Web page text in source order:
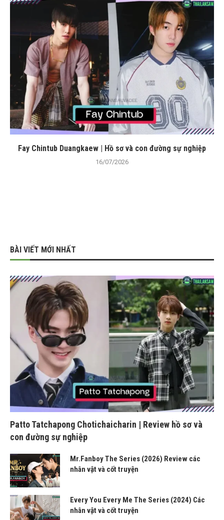
Fay Chintub Duangkaew | Hồ sơ và con đường sự nghiệp
16/07/2026
BÀI VIẾT MỚI NHẤT
Patto Tatchapong Chotichaicharin | Review hồ sơ và
con đường sự nghiệp
Mr.Fanboy The Series (2026) Review các
nhân vật và cốt truyện
Every You Every Me The Series (2024) Các
nhân vật và cốt truyện